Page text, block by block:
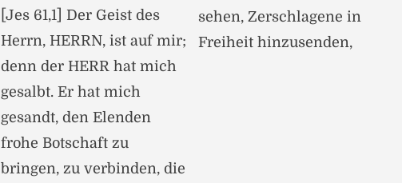
[Jes 61,1] Der Geist des
Herrn, HERRN, ist auf mir;
denn der HERR hat mich
gesalbt. Er hat mich
gesandt, den Elenden
frohe Botschaft zu
bringen, zu verbinden, die
sehen, Zerschlagene in
Freiheit hinzusenden,